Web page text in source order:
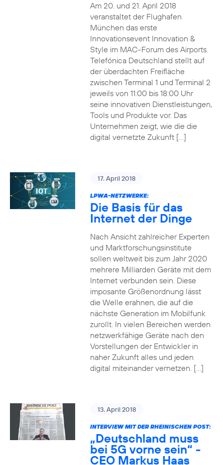
Am 20. und 21. April 2018
veranstaltet der Flughafen
München das erste
Innovationsevent Innovation &
Style im MAC-Forum des Airports.
Telefónica Deutschland stellt auf
der überdachten Freifläche
zwischen Terminal 1 und Terminal 2
jeweils von 11:00 bis 18:00 Uhr
seine innovativen Dienstleistungen,
Tools und Produkte vor. Das
Unternehmen zeigt, wie die die
digital vernetzte Zukunft […]
17. April 2018
LPWA-NETZWERKE:
Die Basis für das
Internet der Dinge
Nach Ansicht zahlreicher Experten
und Marktforschungsinstitute
sollen weltweit bis zum Jahr 2020
mehrere Milliarden Geräte mit dem
Internet verbunden sein. Diese
imposante Größenordnung lässt
die Welle erahnen, die auf die
nächste Generation im Mobilfunk
zurollt. In vielen Bereichen werden
netzwerkfähige Geräte nach den
Vorstellungen der Entwickler in
naher Zukunft alles und jeden
digital miteinander vernetzen. […]
13. April 2018
INTERVIEW MIT DER RHEINISCHEN POST:
„Deutschland muss
bei 5G vorne sein“ -
CEO Markus Haas